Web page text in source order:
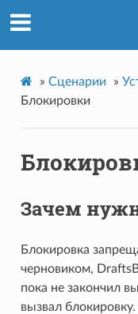
» Сценарии »
Блокировки
Зачем
Блокировка
черновиком,
пока не закончил
вызвал